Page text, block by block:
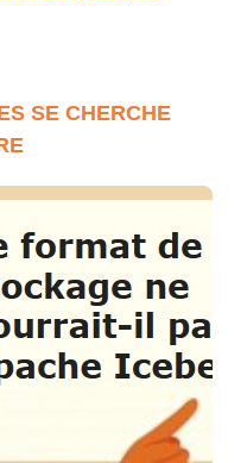
SE CHERCHE